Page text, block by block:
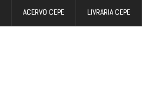
ACERVO CEPE LIVRARIA CEPE